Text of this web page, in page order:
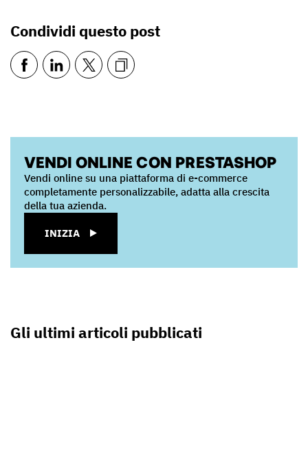
Condividi questo post
VENDI ONLINE CON PRESTASHOP
Vendi online su una piattaforma di e-commerce
completamente personalizzabile, adatta alla crescita
della tua azienda.
INIZIA
Gli ultimi articoli pubblicati